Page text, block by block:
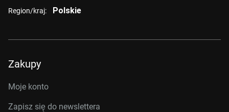
Region/kraj: Polskie
Zakupy
Moje konto
Zapisz się do newslettera